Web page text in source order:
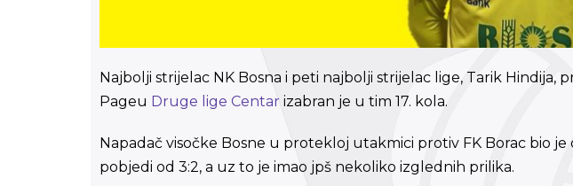
Najbolji strijelac NK Bosna i peti najbolji strijelac lige, Tarik Hindija,
Pageu Druge lige Centar izabran je u tim 17. kola.
Napadač visočke Bosne u protekloj utakmici protiv FK Borac bio
pobjedi od 3:2, a uz to je imao jpš nekoliko izglednih prilika.